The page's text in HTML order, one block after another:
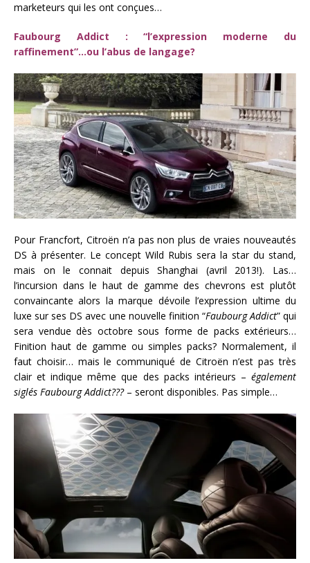
marketeurs qui les ont conçues…
Faubourg Addict : “l’expression moderne du
raffinement”…ou l’abus de langage?
Pour Francfort, Citroën n’a pas non plus de vraies nouveautés
DS à présenter. Le concept Wild Rubis sera la star du stand,
mais on le connait depuis Shanghai (avril 2013!). Las…
l’incursion dans le haut de gamme des chevrons est plutôt
convaincante alors la marque dévoile l’expression ultime du
luxe sur ses DS avec une nouvelle finition “Faubourg Addict” qui
sera vendue dès octobre sous forme de packs extérieurs…
Finition haut de gamme ou simples packs? Normalement, il
faut choisir… mais le communiqué de Citroën n’est pas très
clair et indique même que des packs intérieurs – également
siglés Faubourg Addict???– seront disponibles. Pas simple…